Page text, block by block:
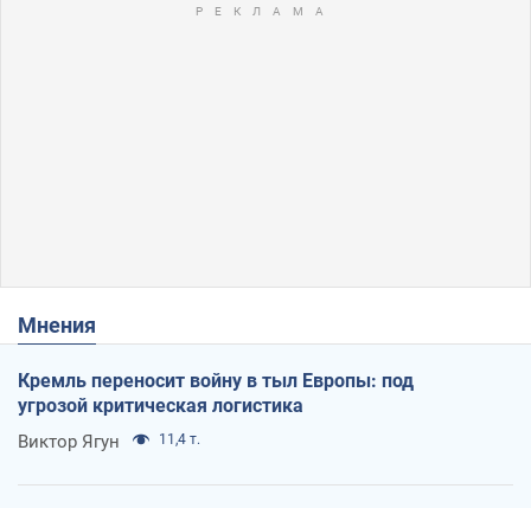
Мнения
Кремль переносит войну в тыл Европы: под
угрозой критическая логистика
Виктор Ягун 11,4 т.